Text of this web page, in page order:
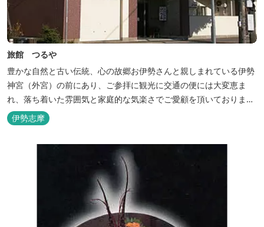
旅館 つるや
豊かな自然と古い伝統、心の故郷お伊勢さんと親しまれている伊勢
神宮（外宮）の前にあり、ご参拝に観光に交通の便には大変恵ま
れ、落ち着いた雰囲気と家庭的な気楽さでご愛顧を頂いておりま
す。
伊勢志摩